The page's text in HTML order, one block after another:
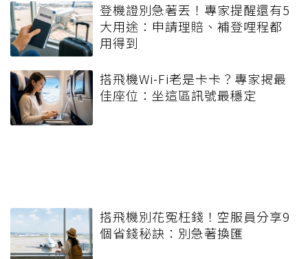
登機證別急著丟！專家提醒還有5
大用途：申請理賠、補登哩程都
用得到
搭飛機Wi-Fi老是卡卡？專家揭最
佳座位：坐這區訊號最穩定
搭飛機別花冤枉錢！空服員分享9
個省錢秘訣：別急著換匯